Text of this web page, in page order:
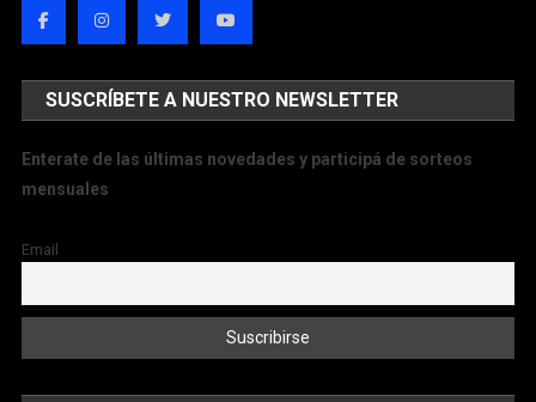
SUSCRÍBETE A NUESTRO NEWSLETTER
Enterate de las últimas novedades y participá de sorteos
mensuales
Email